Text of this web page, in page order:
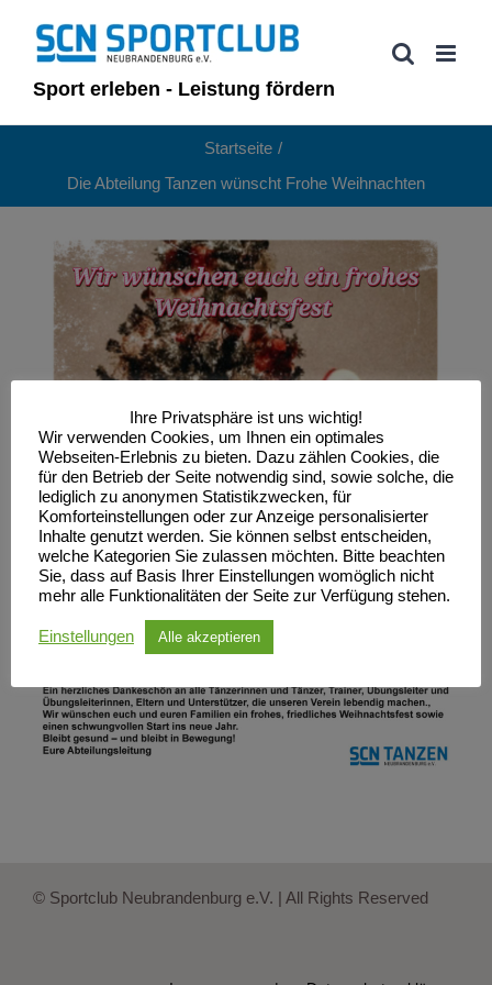
Inhalt
springenSport erleben - Leistung fördern
Startseite
Die Abteilung Tanzen wünscht Frohe Weihnachten
© Sportclub Neubrandenburg e.V. | All Rights Reserved
Ihre Privatsphäre ist uns wichtig!
Wir verwenden Cookies, um Ihnen ein optimales
Webseiten-Erlebnis zu bieten. Dazu zählen Cookies, die
für den Betrieb der Seite notwendig sind, sowie solche, die
lediglich zu anonymen Statistikzwecken, für
Komforteinstellungen oder zur Anzeige personalisierter
Inhalte genutzt werden. Sie können selbst entscheiden,
welche Kategorien Sie zulassen möchten. Bitte beachten
Sie, dass auf Basis Ihrer Einstellungen womöglich nicht
mehr alle Funktionalitäten der Seite zur Verfügung stehen.
Einstellungen Alle akzeptieren